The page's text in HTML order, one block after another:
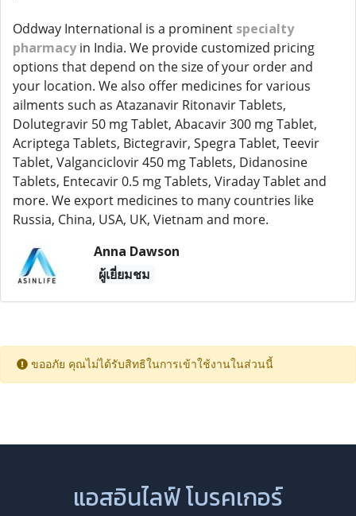
Oddway International is a prominent specialty
pharmacy in India. We provide customized pricing
options that depend on the size of your order and
your location. We also offer medicines for various
ailments such as Atazanavir Ritonavir Tablets,
Dolutegravir 50 mg Tablet, Abacavir 300 mg Tablet,
Acriptega Tablets, Bictegravir, Spegra Tablet, Teevir
Tablet, Valganciclovir 450 mg Tablets, Didanosine
Tablets, Entecavir 0.5 mg Tablets, Viraday Tablet and
more. We export medicines to many countries like
Russia, China, USA, UK, Vietnam and more.
Anna Dawson
ผู้เยี่ยมชม
ขออภัย คุณไม่ได้รับสิทธิในการเข้าใช้งานในส่วนนี้
แอสอินไลฟ์ โบรคเกอร์